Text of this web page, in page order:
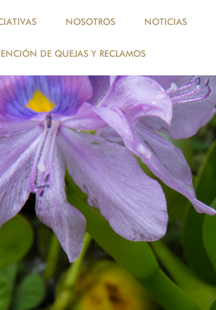
NOSOTROS NOTICIAS
DE QUEJAS Y RECLAMOS